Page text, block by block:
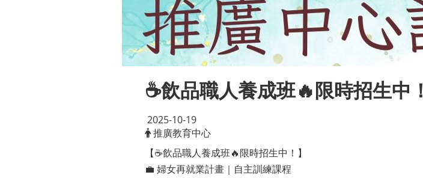
☕飲品職人養成班🔥限時招生中！
2025-10-19
推廣教育中心
【☕飲品職人養成班🔥限時招生中！】
💼 婦女再就業計畫｜自主訓練課程